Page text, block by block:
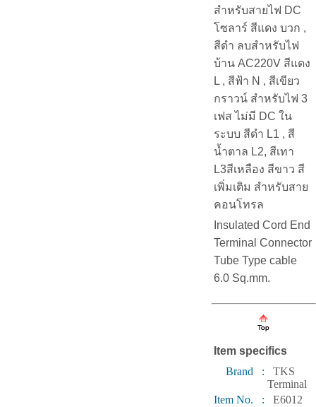
สำหรับสายไฟ DC
โซลาร์ สีแดง บวก ,
สีดำ ลบสำหรับไฟ
บ้าน AC220V สีแดง
L , สีฟ้า N , สีเขียว
กราวน์ สำหรับไฟ 3
เฟส ไม่มี DC ใน
ระบบ สีดำ L1 , สี
น้ำตาล L2, สีเทา
L3สีเหลือง สีขาว สี
เพิ่มเติม สำหรับสาย
คอนโทรล
Insulated Cord End
Terminal Connector
Tube Type cable
6.0 Sq.mm.
Item specifics
Brand :
TKS
Terminal
Item No. :
E6012